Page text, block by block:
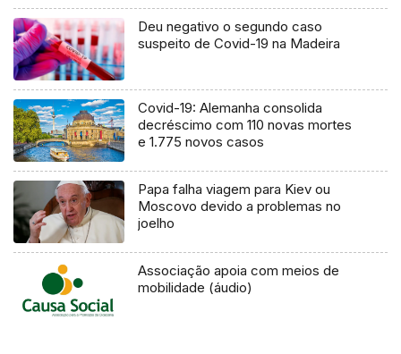
Deu negativo o segundo caso
suspeito de Covid-19 na Madeira
Covid-19: Alemanha consolida
decréscimo com 110 novas mortes
e 1.775 novos casos
Papa falha viagem para Kiev ou
Moscovo devido a problemas no
joelho
Associação apoia com meios de
mobilidade (áudio)